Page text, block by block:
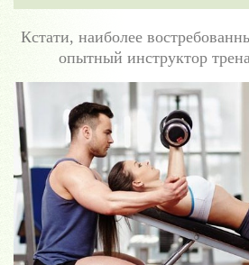
Кстати, наиболее
опытный инструктор